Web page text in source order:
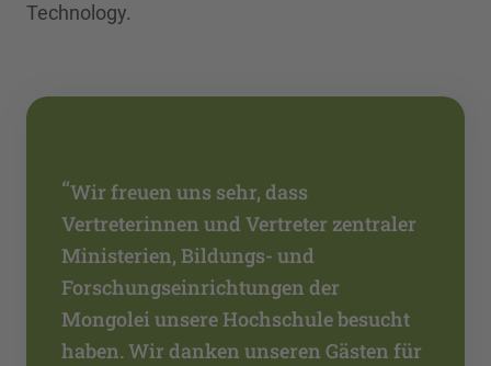
Technology.
“Wir freuen uns sehr, dass
Vertreterinnen und Vertreter zentraler
Ministerien, Bildungs- und
Forschungseinrichtungen der
Mongolei unsere Hochschule besucht
haben. Wir danken unseren Gästen für